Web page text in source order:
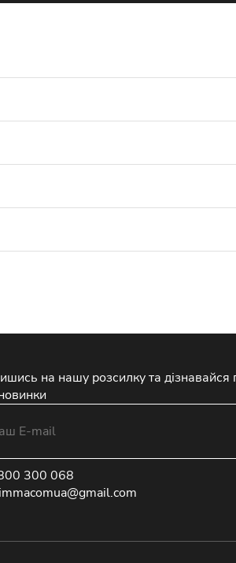
на нашу розсилку та
300 068